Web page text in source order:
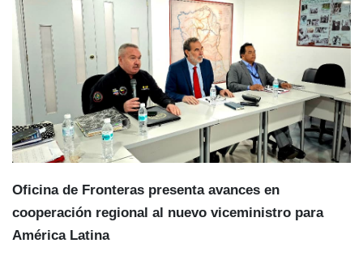
Oficina de Fronteras presenta avances en
cooperación regional al nuevo viceministro para
América Latina